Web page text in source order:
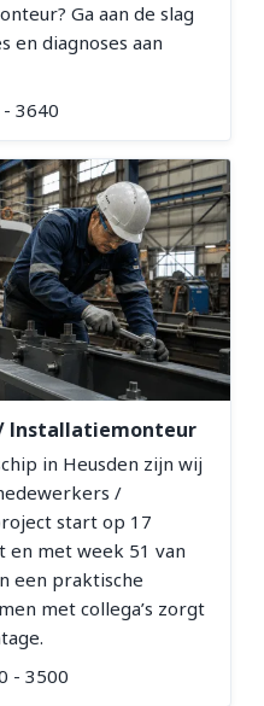
Ga aan de slag
en diagnoses aan
3640
Installatiemonteur
in Heusden zijn wij
/
start op 17
en met week 51 van
een praktische
met collega’s zorgt
- 3500